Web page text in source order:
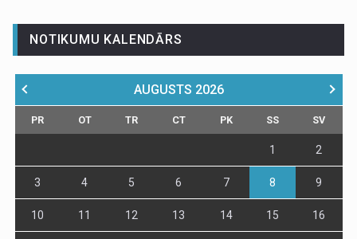
NOTIKUMU KALENDĀRS
AUGUSTS 2026
PR OT TR CT PK SS SV
1 2
3 4 5 6 7 8 9
10 11 12 13 14 15 16